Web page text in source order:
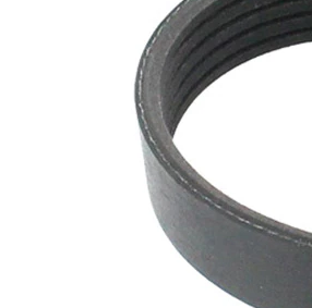
SVHC
maddesi
mevcut
değil!
Kayış
malzemesi
EPDM